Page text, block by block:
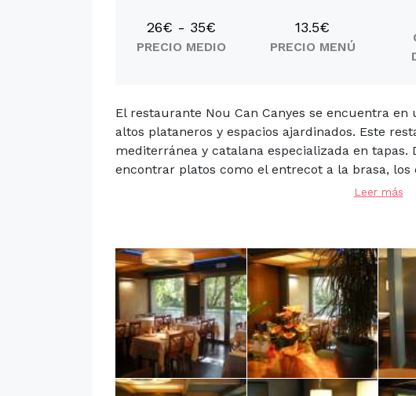
26€ - 35€
PRECIO MEDIO
13.5€
PRECIO MENÚ
El restaurante Nou Can Canyes se encuentra
altos plataneros y espacios ajardinados. Este
mediterránea y catalana especializada en tapas.
encontrar platos como el entrecot a la brasa,
Leer más